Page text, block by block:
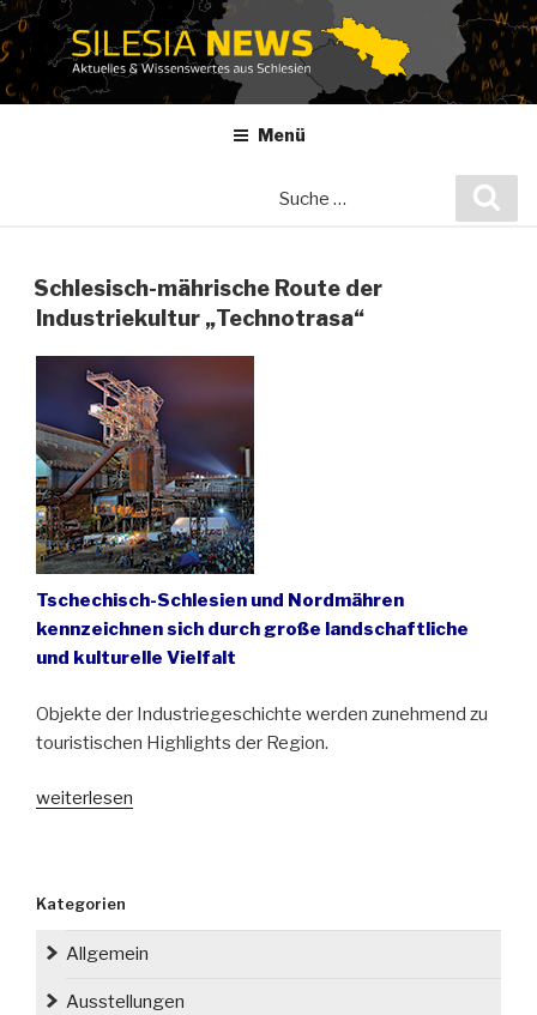
Zum
Inhalt
springen
Menü
Schlesisch-mährische Route der
Industriekultur „Technotrasa“
Tschechisch-Schlesien und Nordmähren
kennzeichnen sich durch große landschaftliche
und kulturelle Vielfalt
Objekte der Industriegeschichte werden zunehmend zu
touristischen Highlights der Region.
„Schlesisch-
Industriekultur
„Technotrasa““
weiterlesen
Kategorien
Allgemein
Ausstellungen